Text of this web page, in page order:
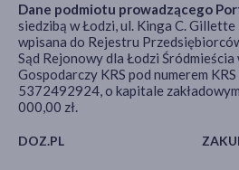
DOZ.PL
Dane podmiotu prowadzącego
siedzibą w Łodzi, ul. Kinga C.
wpisana do Rejestru
Sąd Rejonowy dla Łodzi Śródmieścia
Gospodarczy KRS pod numerem
5372492924, o kapitale
000,00 zł.